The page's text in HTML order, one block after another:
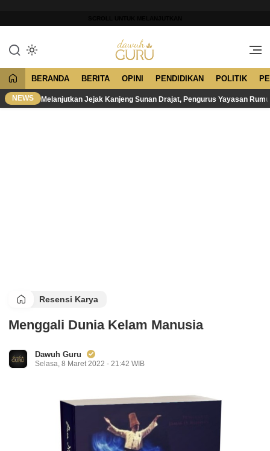
konten
Dawuh Guru
Merawat Tradisi, Membangun
BERANDA BERITA OPINI PENDIDIKAN POLITIK
NEWS Melanjutkan Jejak Kanjeng Sunan Drajat, Pengurus Yayasan
Resensi Karya
Menggali Dunia Kelam Manusia
Dawuh Guru
Selasa, 8 Maret 2022 - 21:42 WIB